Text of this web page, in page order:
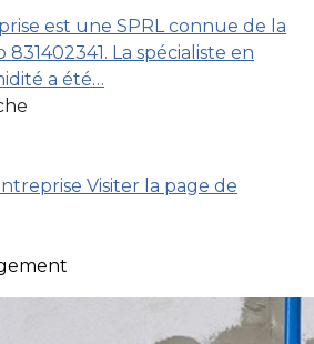
est une SPRL connue de la
La spécialiste en
a été…
Visiter la page de